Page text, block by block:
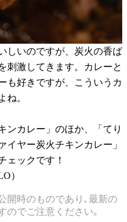
しいのですが、炭火の香ば
刺激してきます。カレーと
も好きですが、こういうカ
ね。
ンカレー」のほか、「てり
イヤー炭火チキンカレー」
ェックです！
）
開時のものであり､最新の
のでご注意ください｡